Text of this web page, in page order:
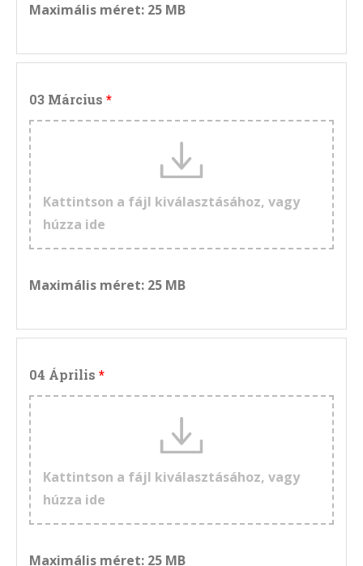
Maximális méret: 25 MB
03 Március
Kattintson a fájl kiválasztásához, vagy
húzza ide
Maximális méret: 25 MB
04 Április
Kattintson a fájl kiválasztásához, vagy
húzza ide
Maximális méret: 25 MB